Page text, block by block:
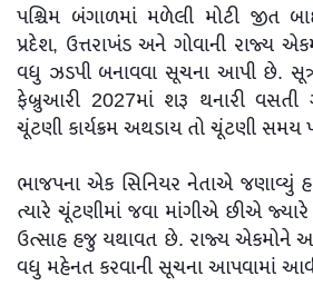
પશ્ચિમ બંગાળમાં મળેલી મોટી જીત
પ્રદેશ, ઉત્તરાખંડ અને ગોવાની રાજ્ય
વધુ ઝડપી બનાવવા સૂચના આપી છે.
ફેબ્રુઆરી 2027માં શરૂ થનારી વસતી
ચૂંટણી કાર્યક્રમ અથડાય તો ચૂંટણી
ભાજપના એક સિનિયર નેતાએ જણાવ્યું
ત્યારે ચૂંટણીમાં જવા માંગીએ છીએ જ્યારે
ઉત્સાહ હજુ યથાવત છે. રાજ્ય એકમોને
વધુ મહેનત કરવાની સૂચના આપવામાં